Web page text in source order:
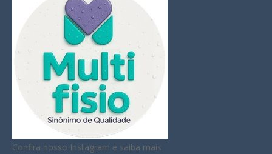
Confira nosso Instagram e saiba mais